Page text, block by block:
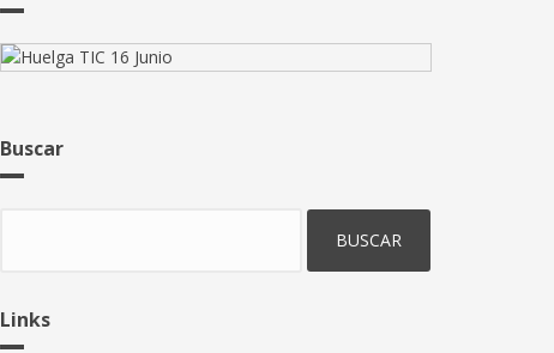
Buscar
Links